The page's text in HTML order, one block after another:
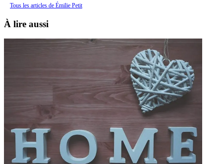
Tous les articles de Émilie Petit
À lire aussi